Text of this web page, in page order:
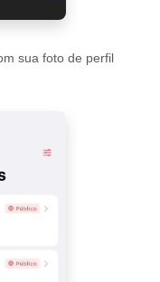
sua foto de perfil